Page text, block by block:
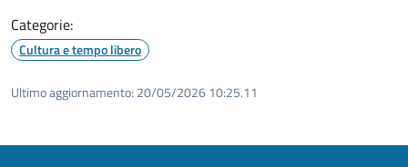
Categorie:
Cultura e tempo libero
Ultimo aggiornamento: 20/05/2026 10:25.11